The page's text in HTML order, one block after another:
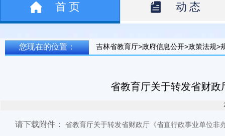
首页 动态
您现在的位置： 吉林省教育厅>政府信息公开>政策法规>
省教育厅关于转发省财
请下载附件： 省教育厅关于转发省财政厅《省直行政事业单位非